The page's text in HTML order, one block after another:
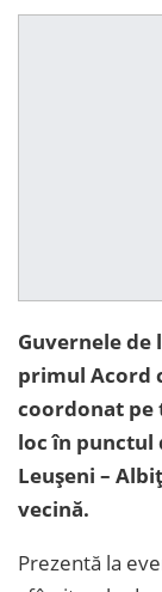
Guvernele de
primul Acord
coordonat pe
loc în punctul
Leușeni –
vecină.
Prezentă la